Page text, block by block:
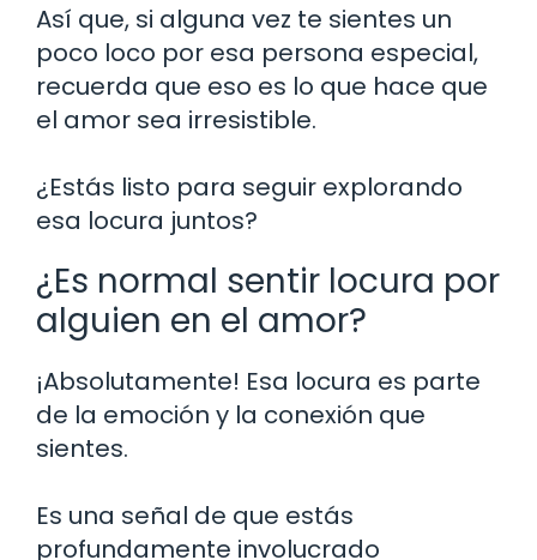
Así que, si alguna vez te sientes un
poco loco por esa persona especial,
recuerda que eso es lo que hace que
el amor sea irresistible.
¿Estás listo para seguir explorando
esa locura juntos?
¿Es normal sentir locura por
alguien en el amor?
¡Absolutamente! Esa locura es parte
de la emoción y la conexión que
sientes.
Es una señal de que estás
profundamente involucrado